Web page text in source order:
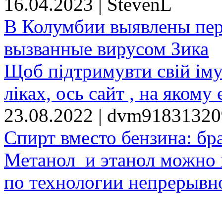
16.04.2023 | StevenL
В Колумбии выявлены
вызванные вирусом Зика
Щоб підтримувти свій
ліках, ось сайт , на якому
23.08.2022 |
Спирт вместо бензина:
Метанол и этанол можно
по технологии